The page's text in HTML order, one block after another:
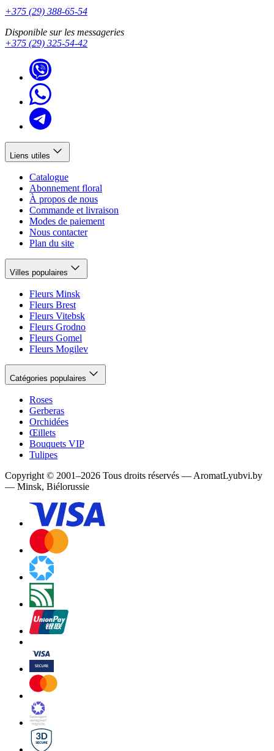
+375 (29) 388-65-54
Disponible sur les messageries
+375 (29) 325-54-42
Liens utiles
Catalogue
Abonnement floral
À propos de nous
Commande et livraison
Modes de paiement
Nous contacter
Plan du site
Villes populaires
Fleurs Minsk
Fleurs Brest
Fleurs Vitebsk
Fleurs Grodno
Fleurs Gomel
Fleurs Mogilev
Catégories populaires
Roses
Gerberas
Orchidées
Œillets
Bouquets VIP
Tulipes
Copyright © 2001–2026 Tous droits réservés — AromatLyubvi.by
— Minsk, Biélorussie